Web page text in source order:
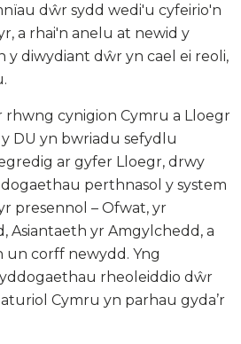
dŵr sydd wedi'u cyfeirio'n
a rhai'n anelu at newid y
y diwydiant dŵr yn cael ei reoli,
rhwng cynigion Cymru a Lloegr
DU yn bwriadu sefydlu
ar gyfer Lloegr, drwy
perthnasol y system
presennol – Ofwat, yr
Asiantaeth yr Amgylchedd, a
un corff newydd. Yng
rheoleiddio dŵr
Cymru yn parhau gyda’r